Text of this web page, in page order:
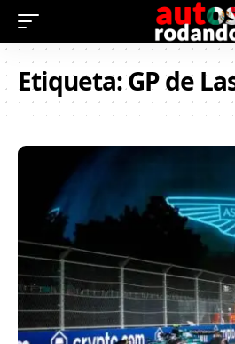
Etiqueta:GP de